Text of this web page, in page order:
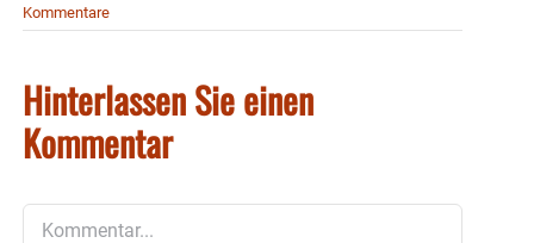
Kommentare
Hinterlassen Sie einen
Kommentar